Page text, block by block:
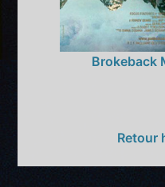
Brokeback
Retour